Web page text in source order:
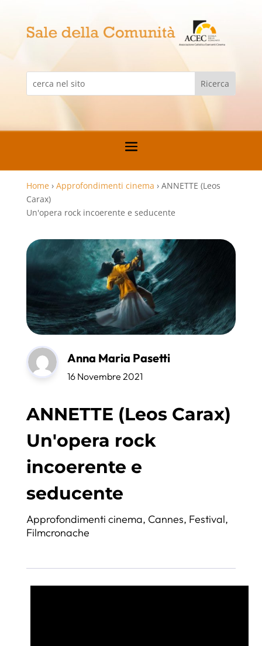
Home › Approfondimenti cinema › ANNETTE (Leos
Carax)
Un'opera rock incoerente e seducente
Anna Maria Pasetti
16 Novembre 2021
ANNETTE (Leos Carax)
Un'opera rock
incoerente e
seducente
Approfondimenti cinema, Cannes, Festival,
Filmcronache